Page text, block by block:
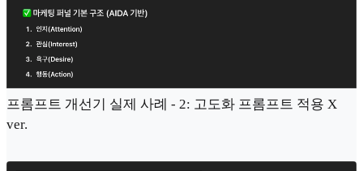
프롬프트 개선기 실제 사례 - 2: 고도화 프롬프트 적용 X
ver.